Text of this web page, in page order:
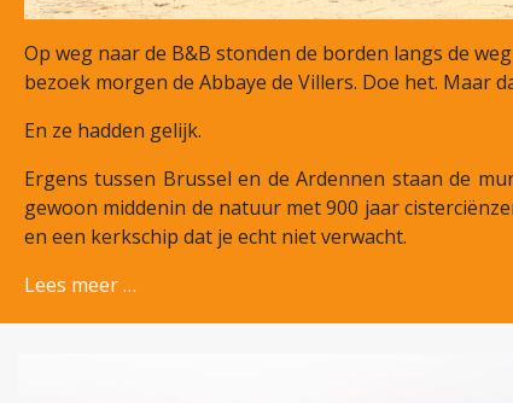
Op weg naar de B&B stonden de borden langs de
bezoek morgen de Abbaye de Villers. Doe het. Maar
En ze hadden gelijk.
Ergens tussen Brussel en de Ardennen staan de
gewoon middenin de natuur met 900 jaar
en een kerkschip dat je echt niet verwacht.
Lees meer …